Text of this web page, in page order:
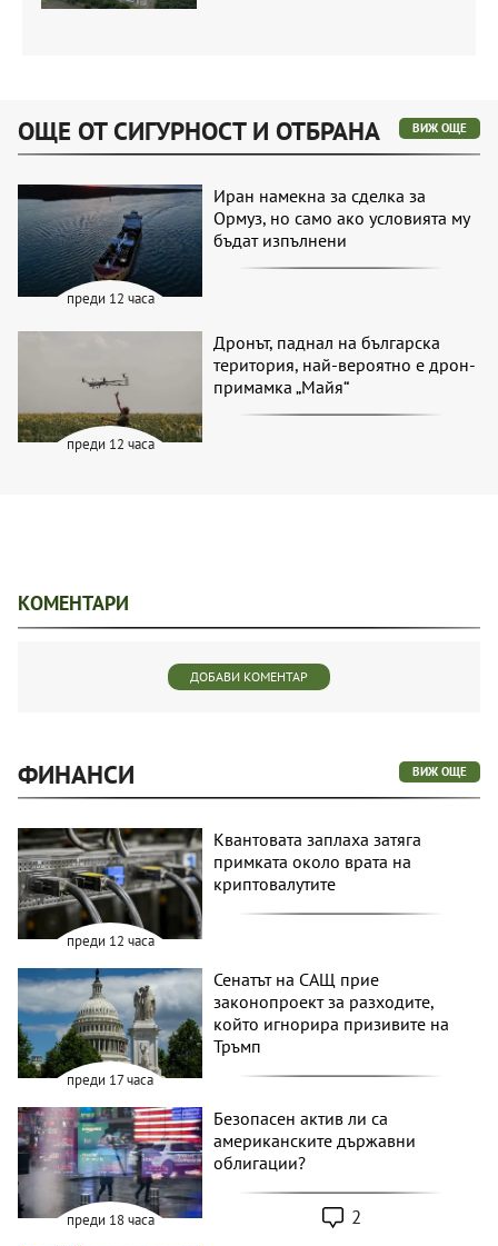
ОЩЕ ОТ СИГУРНОСТ И ОТБРАНА ВИЖ ОЩЕ
преди 12 часа
Иран намекна за сделка за
Ормуз, но само ако условията му
бъдат изпълнени
преди 12 часа
Дронът, паднал на българска
територия, най-вероятно е дрон-
примамка „Майя“
КОМЕНТАРИ
ДОБАВИ КОМЕНТАР
ФИНАНСИ ВИЖ ОЩЕ
преди 12 часа
Квантовата заплаха затяга
примката около врата на
криптовалутите
преди 17 часа
Сенатът на САЩ прие
законопроект за разходите,
който игнорира призивите на
Тръмп
преди 18 часа
Безопасен актив ли са
американските държавни
облигации?
2